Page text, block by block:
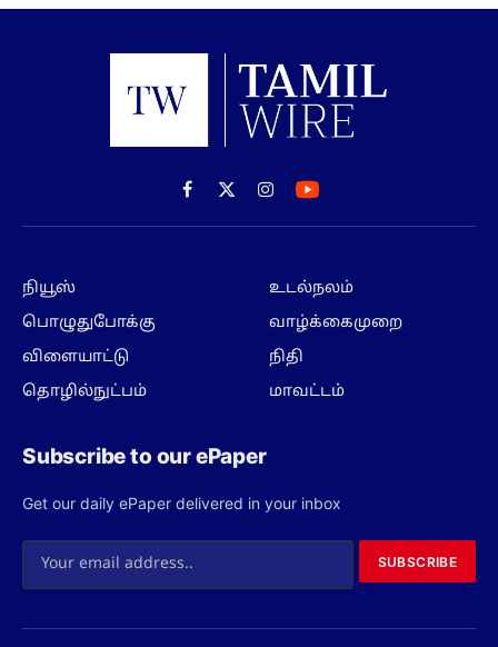
Facebook
X
(Twitter)
Instagram
நியூஸ்
பொழுதுபோக்கு
விளையாட்டு
தொழில்நுட்பம்
உடல்நலம்
வாழ்க்கைமுறை
நிதி
மாவட்டம்
Subscribe to our ePaper
Get our daily ePaper delivered in your inbox
SUBSCRIBE